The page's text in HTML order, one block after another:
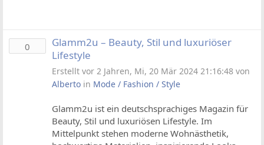
0
Glamm2u – Beauty, Stil und luxuriöser
Lifestyle
Erstellt vor 2 Jahren, Mi, 20 Mär 2024 21:16:48 von
Albertoin Mode / Fashion / Style
Glamm2u ist ein deutschsprachiges Magazin für
Beauty, Stil und luxuriösen Lifestyle. Im
Mittelpunkt stehen moderne Wohnästhetik,